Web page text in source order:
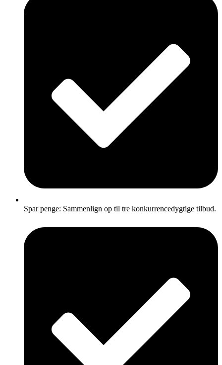
Spar penge: Sammenlign op til tre konkurrencedygtige tilbud.